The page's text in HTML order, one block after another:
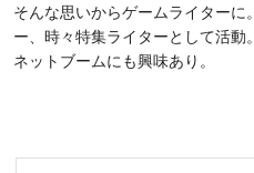
そんな思いからゲームライター
ー、時々特集ライターとして活
ネットブームにも興味あり。